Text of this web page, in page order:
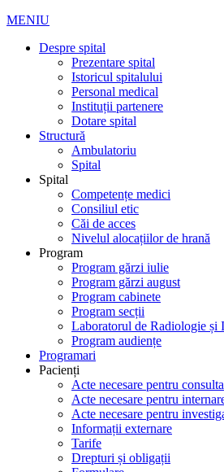
MENIU
Despre spital
Prezentare spital
Istoricul spitalului
Personal medical
Instituții partenere
Dotare spital
Structură
Ambulatoriu
Spital
Spital
Competențe medici
Consiliul etic
Căi de acces
Nivelul alocațiilor de hrană
Program
Program gărzi iulie
Program gărzi august
Program cabinete
Program secții
Laboratorul de Radiologie și
Program audiențe
Programari
Pacienți
Acte necesare pentru
Acte necesare pentru
Acte necesare pentru
Informații externare
Tarife
Drepturi și obligații